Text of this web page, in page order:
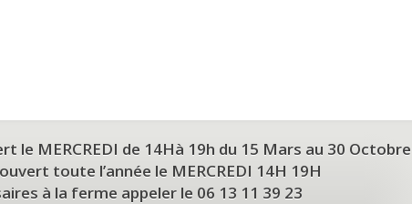
le MERCREDI de 14Hà 19h du 15 Mars au 30 Octobre
toute l’année le MERCREDI 14H 19H
à la ferme appeler le 06 13 11 39 23